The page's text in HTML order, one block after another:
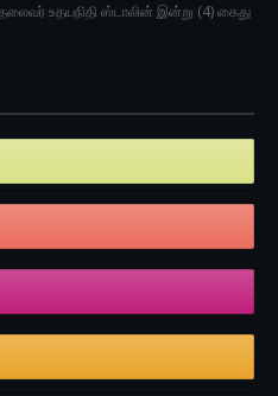
உதயநிதி ஸ்டாலின் இன்று (4) கைது